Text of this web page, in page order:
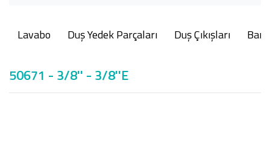
Lavabo Duş Yedek Parçaları Duş Çıkışları
50671 - 3/8'' - 3/8''E